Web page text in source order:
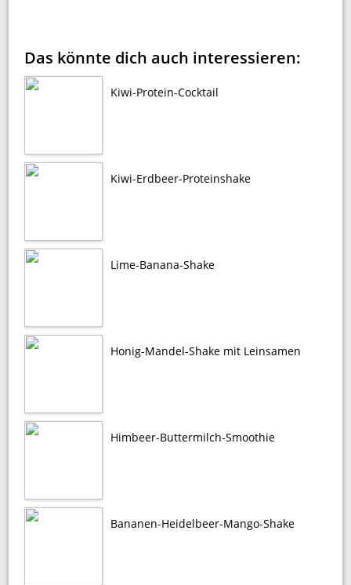
Das könnte dich auch interessieren:
Kiwi-Protein-Cocktail
Kiwi-Erdbeer-Proteinshake
Lime-Banana-Shake
Honig-Mandel-Shake mit Leinsamen
Himbeer-Buttermilch-Smoothie
Bananen-Heidelbeer-Mango-Shake